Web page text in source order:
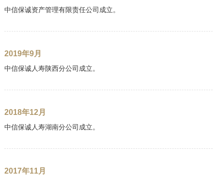
中信保诚资产管理有限责任公司成立。
2019年9月
中信保诚人寿陕西分公司成立。
2018年12月
中信保诚人寿湖南分公司成立。
2017年11月